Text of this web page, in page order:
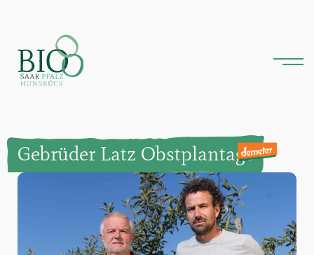
Gebrüder Latz Obstplantage